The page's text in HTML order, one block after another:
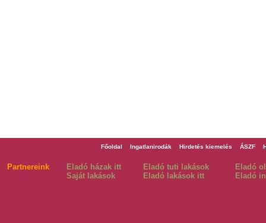
Főoldal Ingatlanirodák Hirdetés kiemelés ÁSZF
Partnereink Eladó házak itt Eladó tuti lakások
Eladó
Saját lakások
Eladó lakások itt Eladó